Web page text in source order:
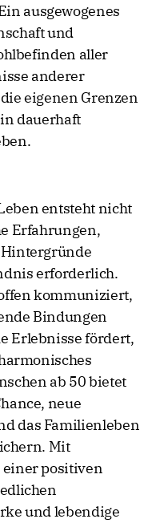
ausgewogenes
und
aller
anderer
eigenen Grenzen
dauerhaft
entsteht nicht
Erfahrungen,
erforderlich.
kommuniziert,
Bindungen
Erlebnisse fördert,
ab 50 bietet
neue
das Familienleben
Mit
einer positiven
und lebendige